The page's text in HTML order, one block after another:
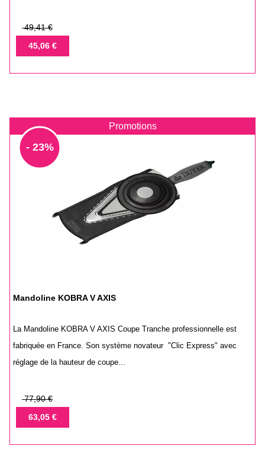
Prix
base
49,41 €
Prix45,06 €
Promotions
- 23%
Mandoline KOBRA V AXIS
La Mandoline KOBRA V AXIS Coupe Tranche professionnelle est
fabriquée en France. Son système novateur "Clic Express" avec
réglage de la hauteur de coupe...
Prix
base
77,90 €
Prix63,05 €